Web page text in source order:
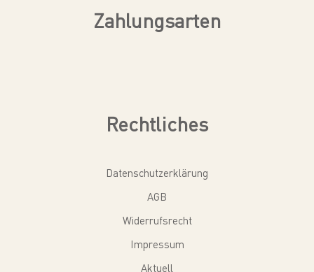
Zahlungsarten
Rechtliches
Datenschutzerklärung
AGB
Widerrufsrecht
Impressum
Aktuell